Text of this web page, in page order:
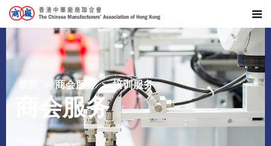
首页 商会服务 培训服务
商会服务